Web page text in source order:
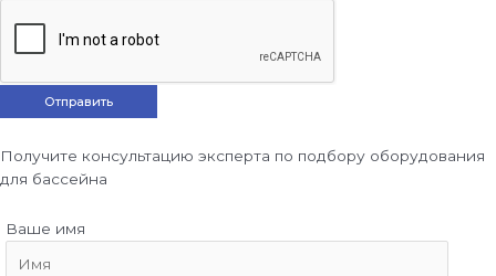
Получите консультацию эксперта по подбору оборудования
для бассейна
Ваше имя